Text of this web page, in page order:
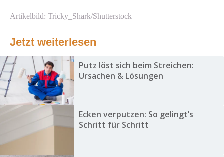
Artikelbild: Tricky_Shark/Shutterstock
Jetzt weiterlesen
Putz löst sich beim Streichen:
Ursachen & Lösungen
Ecken verputzen: So gelingt’s
Schritt für Schritt